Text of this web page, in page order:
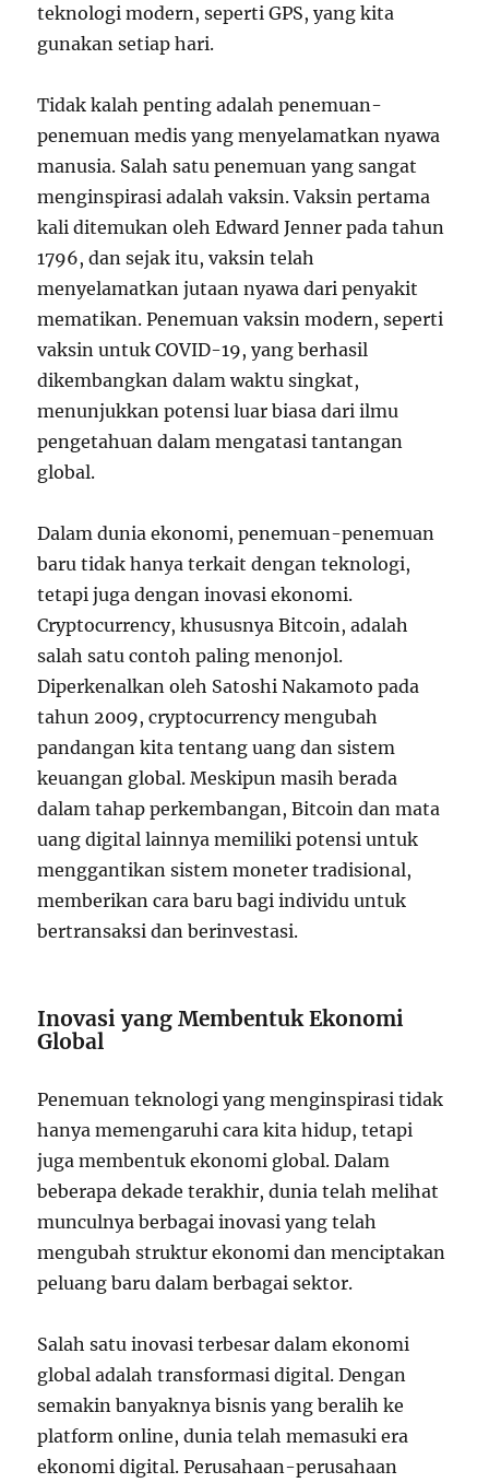
teknologi modern, seperti GPS, yang kita
gunakan setiap hari.
Tidak kalah penting adalah penemuan-
penemuan medis yang menyelamatkan nyawa
manusia. Salah satu penemuan yang sangat
menginspirasi adalah vaksin. Vaksin pertama
kali ditemukan oleh Edward Jenner pada tahun
1796, dan sejak itu, vaksin telah
menyelamatkan jutaan nyawa dari penyakit
mematikan. Penemuan vaksin modern, seperti
vaksin untuk COVID-19, yang berhasil
dikembangkan dalam waktu singkat,
menunjukkan potensi luar biasa dari ilmu
pengetahuan dalam mengatasi tantangan
global.
Dalam dunia ekonomi, penemuan-penemuan
baru tidak hanya terkait dengan teknologi,
tetapi juga dengan inovasi ekonomi.
Cryptocurrency, khususnya Bitcoin, adalah
salah satu contoh paling menonjol.
Diperkenalkan oleh Satoshi Nakamoto pada
tahun 2009, cryptocurrency mengubah
pandangan kita tentang uang dan sistem
keuangan global. Meskipun masih berada
dalam tahap perkembangan, Bitcoin dan mata
uang digital lainnya memiliki potensi untuk
menggantikan sistem moneter tradisional,
memberikan cara baru bagi individu untuk
bertransaksi dan berinvestasi.
Inovasi yang Membentuk Ekonomi
Global
Penemuan teknologi yang menginspirasi tidak
hanya memengaruhi cara kita hidup, tetapi
juga membentuk ekonomi global. Dalam
beberapa dekade terakhir, dunia telah melihat
munculnya berbagai inovasi yang telah
mengubah struktur ekonomi dan menciptakan
peluang baru dalam berbagai sektor.
Salah satu inovasi terbesar dalam ekonomi
global adalah transformasi digital. Dengan
semakin banyaknya bisnis yang beralih ke
platform online, dunia telah memasuki era
ekonomi digital. Perusahaan-perusahaan